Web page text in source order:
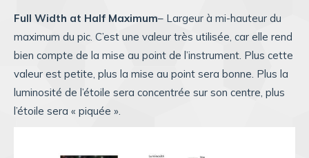
Full Width at Half Maximum– Largeur à mi-hauteur du
maximum du pic. C’est une valeur très utilisée, car elle rend
bien compte de la mise au point de l’instrument. Plus cette
valeur est petite, plus la mise au point sera bonne. Plus la
luminosité de l’étoile sera concentrée sur son centre, plus
l’étoile sera « piquée ».